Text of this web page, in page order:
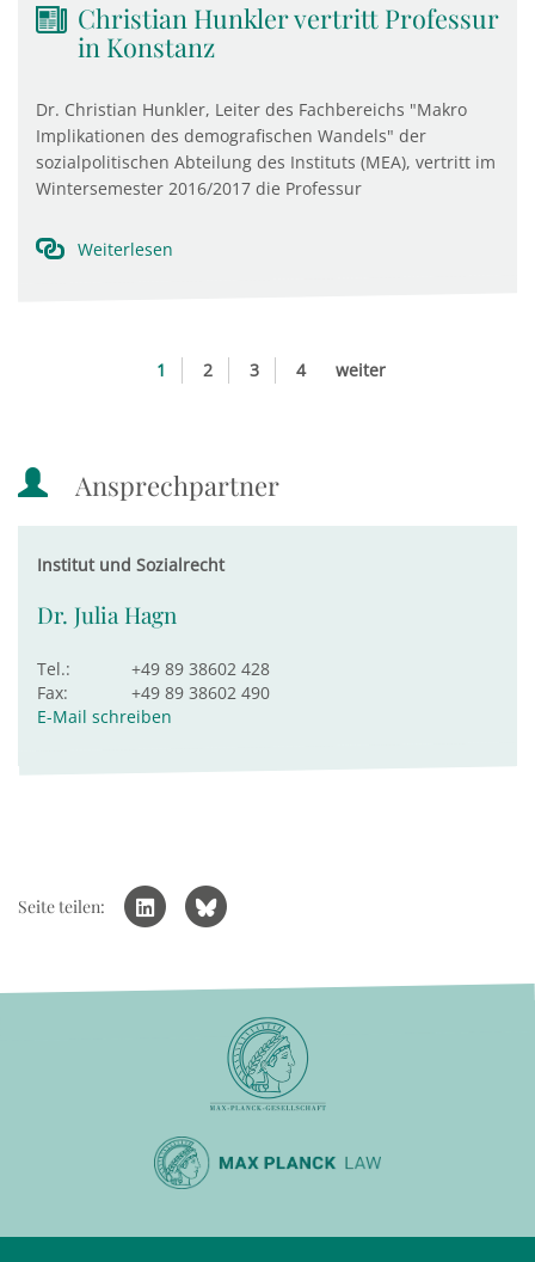
Christian Hunkler vertritt Professur
in Konstanz
Dr. Christian Hunkler, Leiter des Fachbereichs "Makro
Implikationen des demografischen Wandels" der
sozialpolitischen Abteilung des Instituts (MEA), vertritt im
Wintersemester 2016/2017 die Professur
Weiterlesen
1 2 3 4 weiter
Ansprechpartner
Institut und Sozialrecht
Dr. Julia Hagn
Tel.:
+49 89 38602 428
Fax:
+49 89 38602 490
E-Mail schreiben
Seite teilen: